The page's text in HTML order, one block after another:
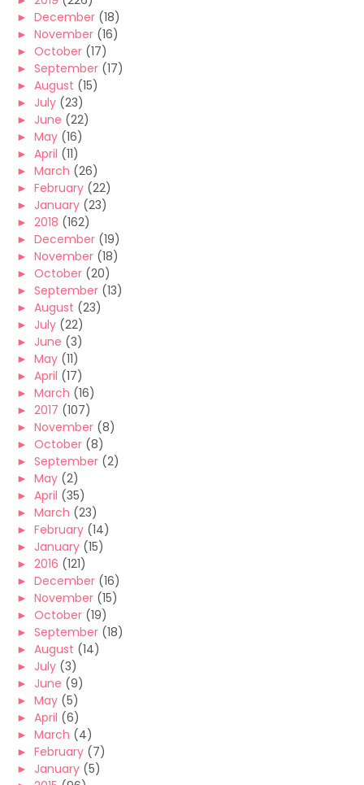
► December (18)
► November (16)
► October (17)
► September (17)
► August (15)
► July (23)
► June (22)
► May (16)
► April (11)
► March (26)
► February (22)
► January (23)
► 2018 (162)
► December (19)
► November (18)
► October (20)
► September (13)
► August (23)
► July (22)
► June (3)
► May (11)
► April (17)
► March (16)
► 2017 (107)
► November (8)
► October (8)
► September (2)
► May (2)
► April (35)
► March (23)
► February (14)
► January (15)
► 2016 (121)
► December (16)
► November (15)
► October (19)
► September (18)
► August (14)
► July (3)
► June (9)
► May (5)
► April (6)
► March (4)
► February (7)
► January (5)